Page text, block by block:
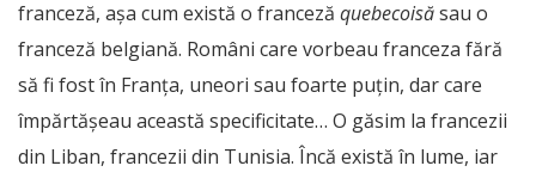
franceză, așa cum există o franceză quebecoisăsau o
franceză belgiană. Români care vorbeau franceza fără
să fi fost în Franța, uneori sau foarte puțin, dar care
împărtășeau această specificitate… O găsim la francezii
din Liban, francezii din Tunisia. Încă există în lume, iar